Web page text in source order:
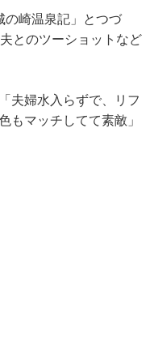
崎温泉記」とつづ
とのツーショットなど
夫婦水入らずで、リフ
もマッチしてて素敵」